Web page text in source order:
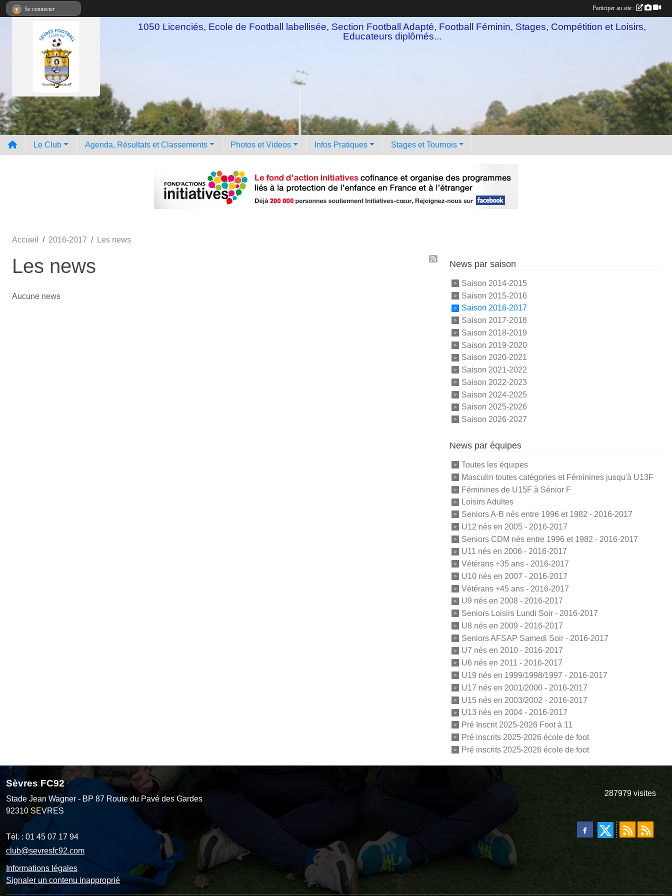
1050 Licenciés, Ecole de Football labellisée, Section Football Adapté, Football Féminin, Stages, Compétition et Loisirs,
Educateurs diplômés...
Le Club Agenda, Résultats et Classements Photos et Videos Infos Pratiques Stages et Tournois
Accueil 2016-2017 Les news
Les news
Aucune news
News par saison
Saison 2014-2015
Saison 2015-2016
Saison 2016-2017
Saison 2017-2018
Saison 2018-2019
Saison 2019-2020
Saison 2020-2021
Saison 2021-2022
Saison 2022-2023
Saison 2024-2025
Saison 2025-2026
Saison 2026-2027
News par équipes
Toutes les équipes
Masculin toutes catégories et Féminines jusqu'à U13F
Féminines de U15F à Sénior F
Loisirs Adultes
Seniors A-B nés entre 1996 et 1982 - 2016-2017
U12 nés en 2005 - 2016-2017
Seniors CDM nés entre 1996 et 1982 - 2016-2017
U11 nés en 2006 - 2016-2017
Vétérans +35 ans - 2016-2017
U10 nés en 2007 - 2016-2017
Vétérans +45 ans - 2016-2017
U9 nés en 2008 - 2016-2017
Seniors Loisirs Lundi Soir - 2016-2017
U8 nés en 2009 - 2016-2017
Seniors AFSAP Samedi Soir - 2016-2017
U7 nés en 2010 - 2016-2017
U6 nés en 2011 - 2016-2017
U19 nés en 1999/1998/1997 - 2016-2017
U17 nés en 2001/2000 - 2016-2017
U15 nés en 2003/2002 - 2016-2017
U13 nés en 2004 - 2016-2017
Pré Inscrit 2025-2026 Foot à 11
Pré inscrits 2025-2026 école de foot
Pré inscrits 2025-2026 école de foot
Sèvres FC92
Stade Jean Wagner - BP 87 Route du Pavé des Gardes
92310 SEVRES
Tél. : 01 45 07 17 94
club@sevresfc92.com
Informations légales
Signaler un contenu inapproprié
287979 visites
Se connecter Participer au site :
Panneau de gestion des cookies